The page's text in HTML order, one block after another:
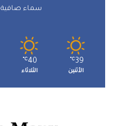
سماء صافية
39
℃
الأثنين
40
℃
الثلاثاء